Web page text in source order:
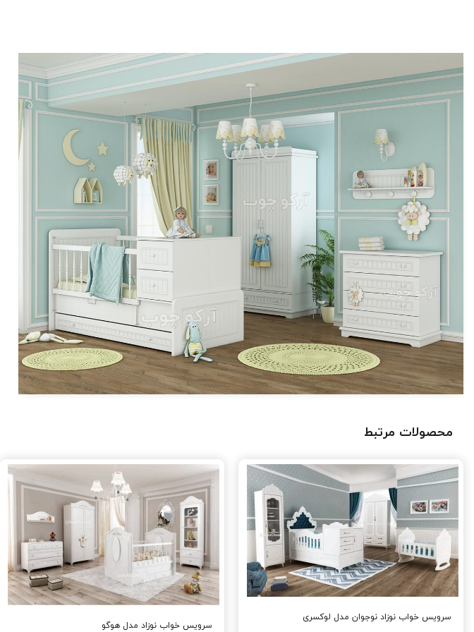
محصولات مرتبط
سرویس خواب نوزاد نوجوان مدل لوکسری
سرویس خواب نوزاد مدل هوگو